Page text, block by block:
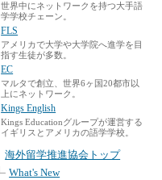
世界中にネットワークを持つ大手語
学学校チェーン。
FLS
アメリカで大学や大学院へ進学を目
指す生徒が多数。
EC
マルタで創立、世界6ヶ国20都市以
上にネットワーク。
Kings English
Kings Educationグループが運営する
イギリスとアメリカの語学学校。
海外留学推進協会トップ
What's New